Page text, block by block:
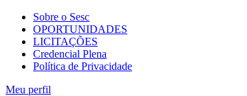
Sobre o Sesc
OPORTUNIDADES
LICITAÇÕES
Credencial Plena
Política de Privacidade
Meu perfil